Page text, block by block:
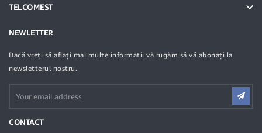
TELCOMEST 
NEWLETTER
Dacă vreți să aflați mai multe informatii vă rugăm să vă abonați la
newsletterul nostru.
CONTACT